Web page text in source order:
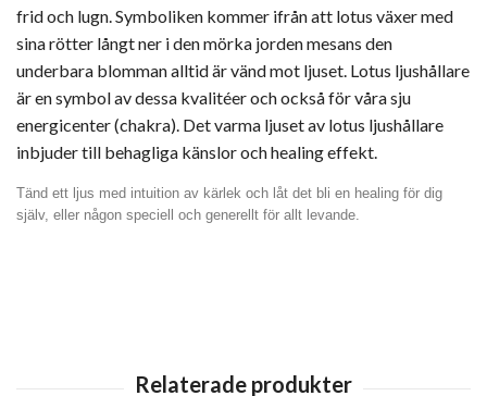
frid och lugn. Symboliken kommer ifrån att lotus växer med
sina rötter långt ner i den mörka jorden mesans den
underbara blomman alltid är vänd mot ljuset. Lotus ljushållare
är en symbol av dessa kvalitéer och också för våra sju
energicenter (chakra). Det varma ljuset av lotus ljushållare
inbjuder till behagliga känslor och healing effekt.
Tänd ett ljus med intuition av kärlek och låt det bli en healing för dig
själv, eller någon speciell och generellt för allt levande.